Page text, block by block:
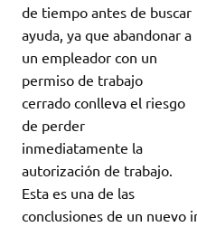
de tiempo antes de buscar
ayuda, ya que abandonar a
un empleador con un
permiso de trabajo
cerrado conlleva el riesgo
de perder
inmediatamente la
autorización de trabajo.
Esta es una de las
conclusiones de un nuevo